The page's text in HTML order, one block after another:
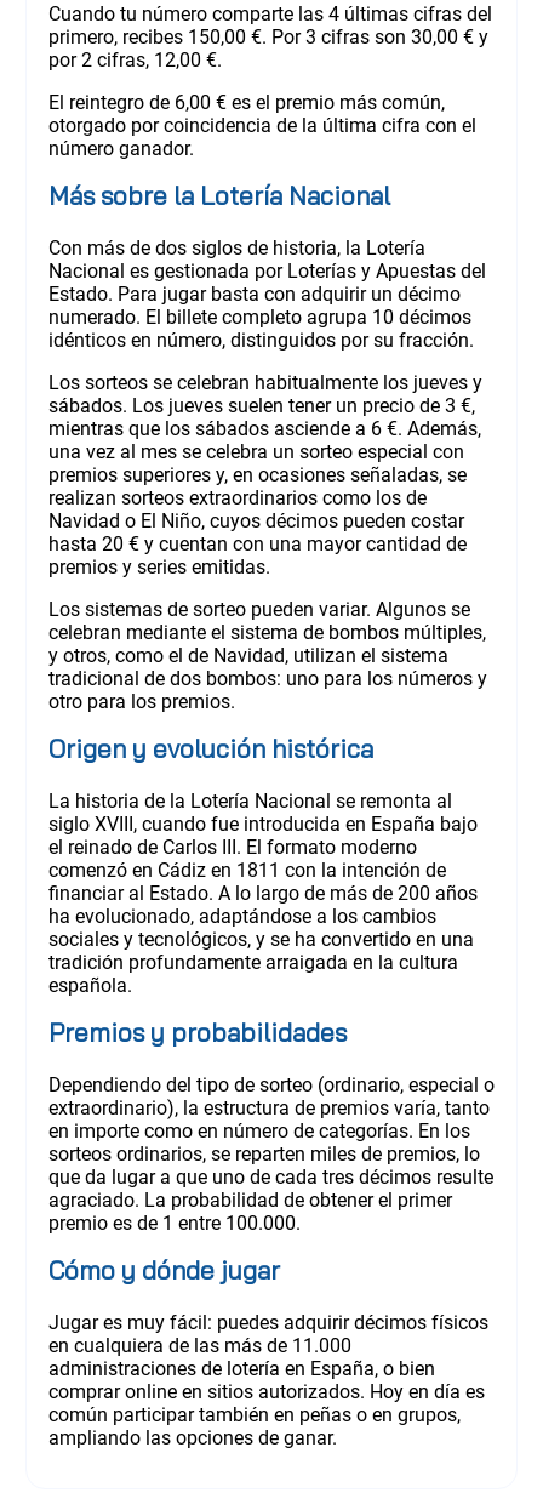
Cuando tu número comparte las 4 últimas cifras del
primero, recibes 150,00 €. Por 3 cifras son 30,00 € y
por 2 cifras, 12,00 €.
El reintegro de 6,00 € es el premio más común,
otorgado por coincidencia de la última cifra con el
número ganador.
Más sobre la Lotería Nacional
Con más de dos siglos de historia, la Lotería
Nacional es gestionada por Loterías y Apuestas del
Estado. Para jugar basta con adquirir un décimo
numerado. El billete completo agrupa 10 décimos
idénticos en número, distinguidos por su fracción.
Los sorteos se celebran habitualmente los jueves y
sábados. Los jueves suelen tener un precio de 3 €,
mientras que los sábados asciende a 6 €. Además,
una vez al mes se celebra un sorteo especial con
premios superiores y, en ocasiones señaladas, se
realizan sorteos extraordinarios como los de
Navidad o El Niño, cuyos décimos pueden costar
hasta 20 € y cuentan con una mayor cantidad de
premios y series emitidas.
Los sistemas de sorteo pueden variar. Algunos se
celebran mediante el sistema de bombos múltiples,
y otros, como el de Navidad, utilizan el sistema
tradicional de dos bombos: uno para los números y
otro para los premios.
Origen y evolución histórica
La historia de la Lotería Nacional se remonta al
siglo XVIII, cuando fue introducida en España bajo
el reinado de Carlos III. El formato moderno
comenzó en Cádiz en 1811 con la intención de
financiar al Estado. A lo largo de más de 200 años
ha evolucionado, adaptándose a los cambios
sociales y tecnológicos, y se ha convertido en una
tradición profundamente arraigada en la cultura
española.
Premios y probabilidades
Dependiendo del tipo de sorteo (ordinario, especial o
extraordinario), la estructura de premios varía, tanto
en importe como en número de categorías. En los
sorteos ordinarios, se reparten miles de premios, lo
que da lugar a que uno de cada tres décimos resulte
agraciado. La probabilidad de obtener el primer
premio es de 1 entre 100.000.
Cómo y dónde jugar
Jugar es muy fácil: puedes adquirir décimos físicos
en cualquiera de las más de 11.000
administraciones de lotería en España, o bien
comprar online en sitios autorizados. Hoy en día es
común participar también en peñas o en grupos,
ampliando las opciones de ganar.